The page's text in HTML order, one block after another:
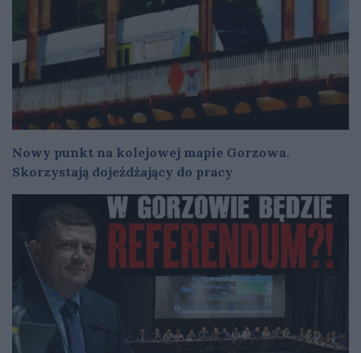
Nowy punkt na kolejowej mapie Gorzowa.
Skorzystają dojeżdżający do pracy